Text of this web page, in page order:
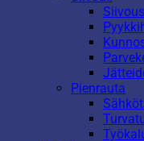
Pienrauta